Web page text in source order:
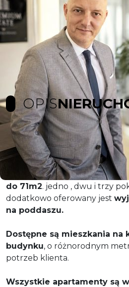
OPIS
Oferta sprzedaży
w centrum Świnoujścia.
Ofertujemy mieszkania o
do 71m2. jedno , dwu i trzy
dodatkowo oferowany jest
na poddaszu.
Dostępne są mieszkania na
budynku, o różnorodnym
potrzeb klienta.
Wszystkie apartamenty są